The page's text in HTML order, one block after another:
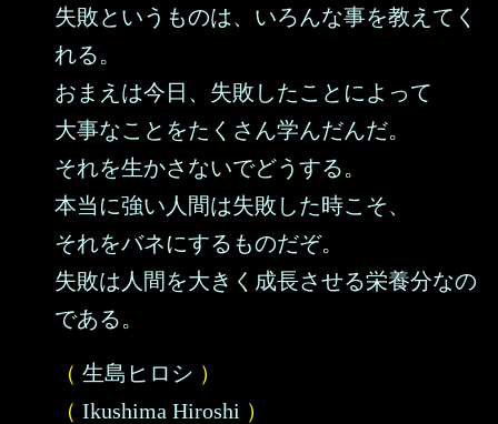
失敗というものは、いろんな事を教えてく
れる。
おまえは今日、失敗したことによって
大事なことをたくさん学んだんだ。
それを生かさないでどうする。
本当に強い人間は失敗した時こそ、
それをバネにするものだぞ。
失敗は人間を大きく成長させる栄養分なの
である。
（ 生島ヒロシ ）
（ Ikushima Hiroshi ）